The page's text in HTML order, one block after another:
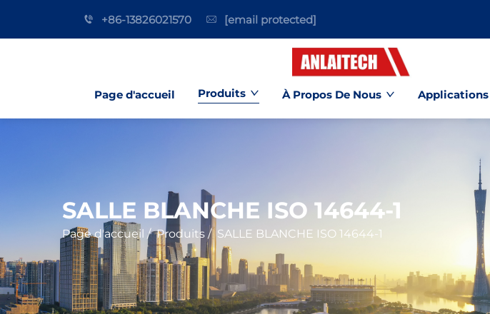
+86-13826021570 [email protected]
Page d'accueil Produits À Propos De Nous Applications
SALLE BLANCHE ISO 14644-1
Page d'accueil /Produits /SALLE BLANCHE ISO 14644-1